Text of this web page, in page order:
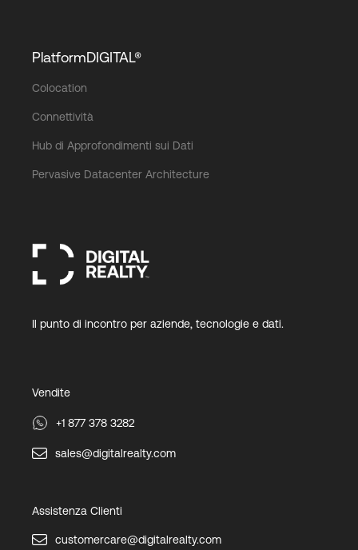
PlatformDIGITAL®
Colocation
Connettività
Hub di Approfondimenti sui Dati
Pervasive Datacenter Architecture
Il punto di incontro per aziende, tecnologie e dati.
Vendite
+1 877 378 3282
sales@digitalrealty.com
Assistenza Clienti
customercare@digitalrealty.com